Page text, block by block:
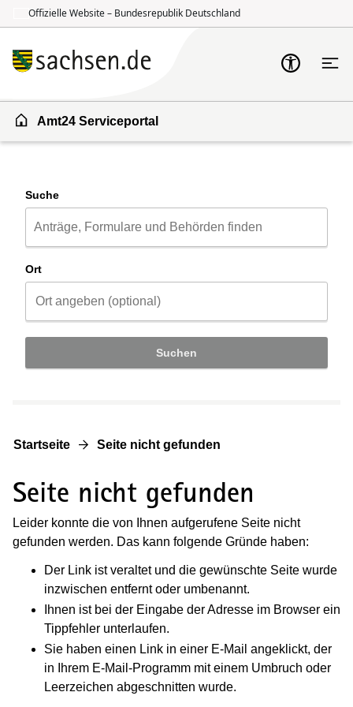
Offizielle Website – Bundesrepublik Deutschland
Amt24 Serviceportal
Suche
Ort
Suchen
Startseite Seite nicht gefunden
Seite nicht gefunden
Leider konnte die von Ihnen aufgerufene Seite nicht
gefunden werden. Das kann folgende Gründe haben:
Der Link ist veraltet und die gewünschte Seite wurde
inzwischen entfernt oder umbenannt.
Ihnen ist bei der Eingabe der Adresse im Browser ein
Tippfehler unterlaufen.
Sie haben einen Link in einer E-Mail angeklickt, der
in Ihrem E-Mail-Programm mit einem Umbruch oder
Leerzeichen abgeschnitten wurde.